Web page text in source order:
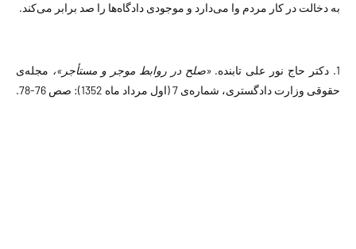
به دخالت در کار مردم وا می‌دارد و موجودی دادگاه‌ها را صد برابر می‌کند.
1. دکتر حاج نور علی تابنده. «صلح در روابط موجر و مستأجر»، مجله‌ی
حقوقی وزارت دادگستری، شماره‌ی 7 (اول مرداد ماه 1352): صص 76-78.